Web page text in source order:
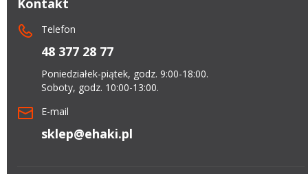
Kontakt
Telefon
48 377 28 77
Poniedziałek-piątek, godz. 9:00-18:00.
Soboty, godz. 10:00-13:00.
E-mail
sklep@ehaki.pl